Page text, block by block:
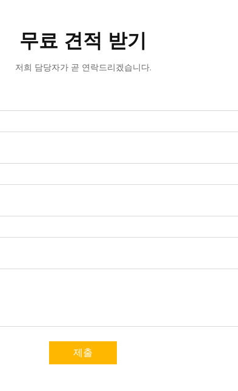
무료 견적 받기
저희 담당자가 곧 연락드리겠습니다.
제출